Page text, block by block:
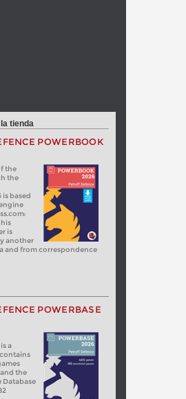
tienda
POWERBOOK
the
the
is based
is
another
and from correspondence
POWERBASE
a
the
Database